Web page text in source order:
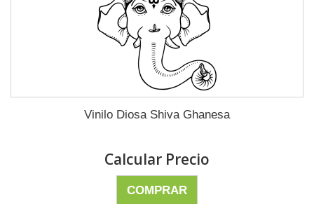
Vinilo Diosa Shiva Ghanesa
Calcular Precio
COMPRAR